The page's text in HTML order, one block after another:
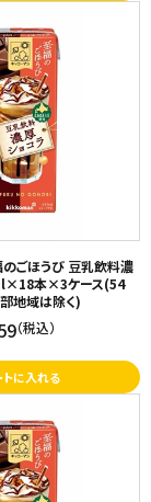
ごほうび 豆乳飲料濃
本×3ケース(54
地域は除く)
（税込）
トに入れる